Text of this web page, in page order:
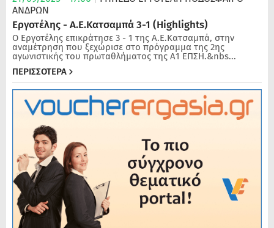
ΑΝΔΡΏΝ
Εργοτέλης - Α.Ε.Κατσαμπά 3-1 (Highlights)
Ο Εργοτέλης επικράτησε 3 - 1 της Α.Ε.Κατσαμπά, στην
αναμέτρηση που ξεχώρισε στο πρόγραμμα της 2ης
αγωνιστικής του πρωταθλήματος της Α1 ΕΠΣΗ.&nbs...
ΠΕΡΙΣΣΟΤΕΡΑ